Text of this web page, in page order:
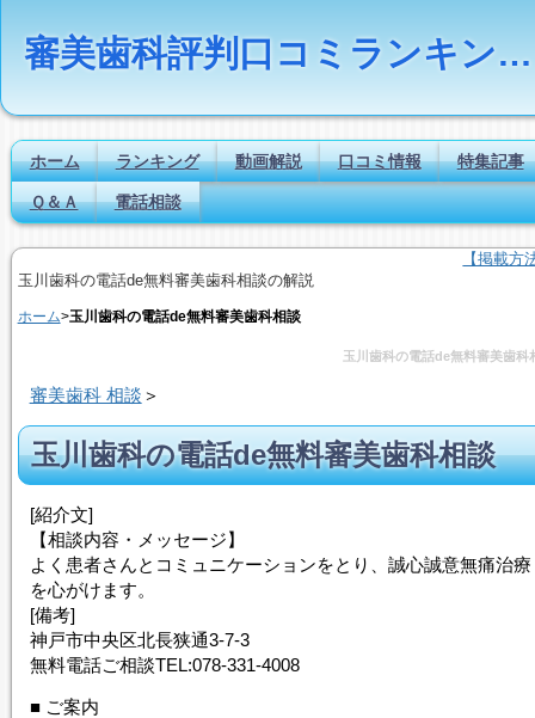
審美歯科評判口コミランキングの比較検索とは｜Dr.NAVI
ホーム ランキング 動画解説 口コミ情報 特集記事
Ｑ＆Ａ 電話相談
【掲載方
玉川歯科の電話de無料審美歯科相談の解説
ホーム>玉川歯科の電話de無料審美歯科相談
玉川歯科の電話de無料審美歯科
審美歯科 相談 ＞
玉川歯科の電話de無料審美歯科相談
[紹介文]
【相談内容・メッセージ】
よく患者さんとコミュニケーションをとり、誠心誠意無痛治療
を心がけます。
[備考]
神戸市中央区北長狭通3-7-3
無料電話ご相談TEL:078-331-4008
■ ご案内